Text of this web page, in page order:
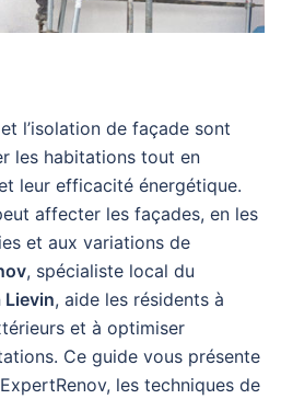
l’isolation de façade sont
les habitations tout en
leur efficacité énergétique.
affecter les façades, en les
et aux variations de
, spécialiste local du
Lievin, aide les résidents à
et à optimiser
Ce guide vous présente
les techniques de